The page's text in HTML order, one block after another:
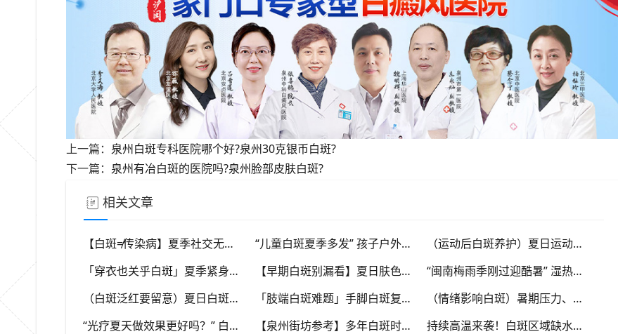
上一篇： 泉州白斑专科医院哪个好?泉州30克银币白斑?
下一篇： 泉州有冶白斑的医院吗?泉州脸部皮肤白斑?
相关文章
【白斑≠传染病】夏季社交无需刻意回避，消除对白斑的误解，泉州中科白癜风医院科普白癜风基础常识 “儿童白斑夏季多发” 孩子户外玩耍暴晒多，家长多留意皮肤变化，泉州中科白癜风医院浅谈孩童白斑相关护理
（运动后白斑养护）夏日运动出汗量大，白癜风人群运动需兼顾防晒与干爽，泉州中科白癜风医院分享运动注意点
「穿衣也关乎白斑」夏季紧身化纤衣物摩擦皮肤，容易触发同形反应，泉州中科白癜风医院推荐白斑人群穿搭选择
【早期白斑别漏看】夏日肤色加深，浅色小白斑容易被忽略，泉州中科白癜风医院提示发现异常白斑尽早筛查
“闽南梅雨季刚过迎酷暑” 湿热交替，白斑容易出现波动，泉州中科白癜风医院讲解潮湿环境下白斑护理重点
（白斑泛红要留意）夏日白斑发红不一定代表好转，存在多种可能性，泉州中科白癜风医院教你辨别白斑异常信号
「肢端白斑难题」手脚白斑复色较慢，夏秋抓紧调理时机，泉州中科白癜风医院分享肢端白斑改善思路
（情绪影响白斑）暑期压力、烦躁焦虑干扰免疫，泉州中科白癜风医院建议白癜风患者保持心态平稳
“光疗夏天做效果更好吗？” 白癜风光疗讲究时机，泉州中科白癜风医院科普不同白斑类型治疗思路
【泉州街坊参考】多年白斑时好时坏，夏秋容易反复，泉州中科白癜风医院分析白癜风反复发作诱因 持续高温来袭！白斑区域缺水干燥如何护理？泉州中科白癜风医院讲解白癜风人群夏日正确保湿方法